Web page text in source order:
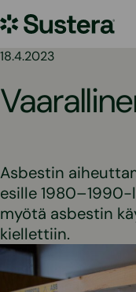
sisältöön
Sustera
18.4.2023
Asbestin
esille
myötä asbestin
kiellettiin.